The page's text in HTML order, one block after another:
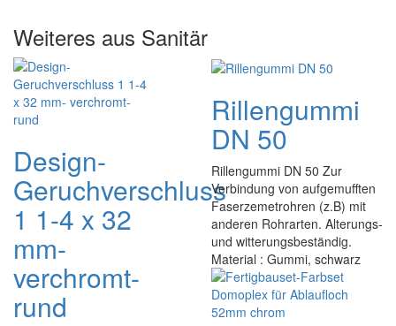
Weiteres aus Sanitär
Design-
Geruchverschluss
1 1-4 x 32
mm-
verchromt-
rund
Rillengummi
DN 50
Rillengummi DN 50 Zur
Verbindung von aufgemufften
Faserzemetrohren (z.B) mit
anderen Rohrarten. Alterungs-
und witterungsbeständig.
Material : Gummi, schwarz